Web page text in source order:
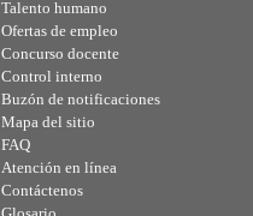
Talento humano
Ofertas de empleo
Concurso docente
Control interno
Buzón de notificaciones
Mapa del sitio
FAQ
Atención en línea
Contáctenos